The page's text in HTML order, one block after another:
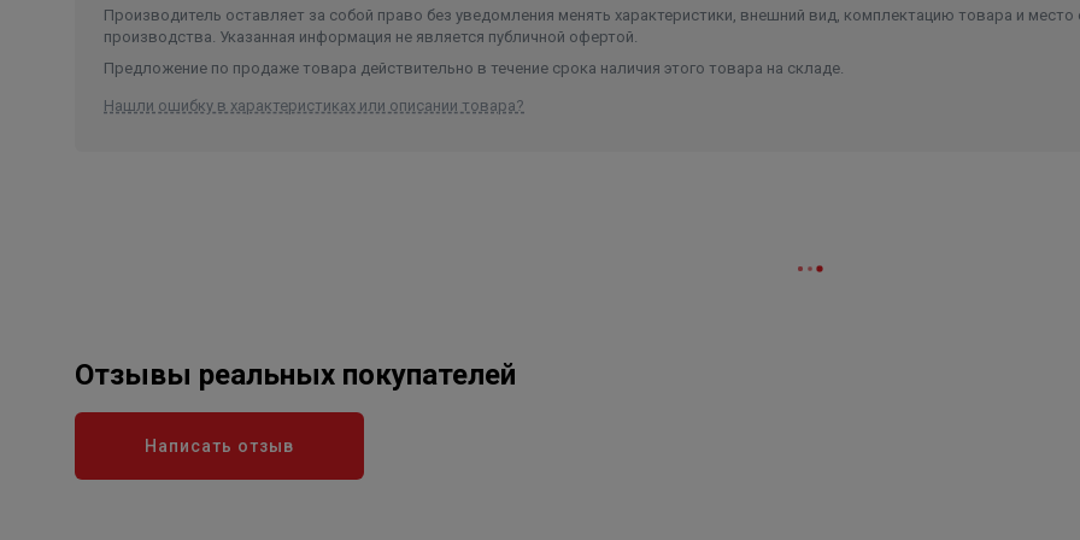
Производитель оставляет за собой право без уведомления менять характеристики, внешний вид, комплектацию товара и место
производства. Указанная информация не является публичной офертой.
Предложение по продаже товара действительно в течение срока наличия этого товара на складе.
Нашли ошибку в характеристиках или описании товара?
Отзывы реальных покупателей
Написать отзыв